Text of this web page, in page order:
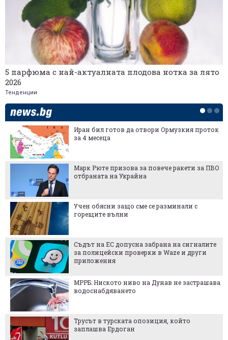
5 парфюма с най-актуалната плодова нотка за лято
2026
Тенденции
Иран бил готов да отвори Ормузкия проток
за 4 месеца
Марк Рюте призова за повече ракети за ПВО
отбраната на Украйна
Учен обясни защо сме се разминали с
горещите вълни
Съдът на ЕС допусна забрана на сигналите
за полицейски проверки в Waze и други
приложения
МРРБ: Ниското ниво на Дунав не застрашава
водоснабдяването
Трусът в турската опозиция, който
заплашва Ердоган